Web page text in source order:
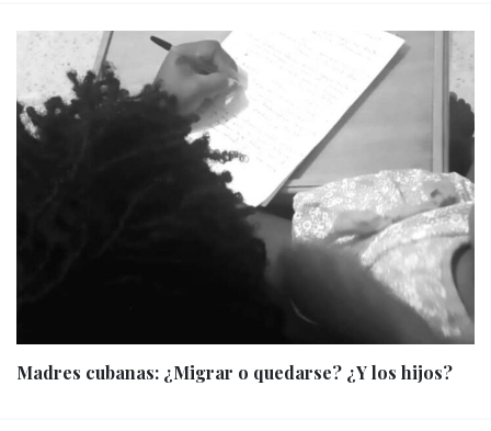
Madres cubanas: ¿Migrar o quedarse? ¿Y los hijos?